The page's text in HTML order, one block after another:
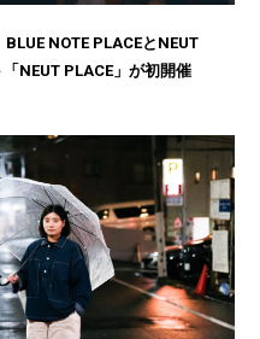
NOTE PLACEとNEUT
NEUT PLACE」が初開催